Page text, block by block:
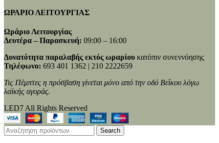
ΩΡΑΡΙΟ ΛΕΙΤΟΥΡΓΙΑΣ
Ωράριο Λειτουργίας
Δευτέρα – Παρασκευή: 09:00 – 16:00
Δυνατότητα παραλαβής εκτός ωραρίου κατόπιν συνεννόησης
Τηλέφωνο: 693 401 1362 | 210 2222659
Τις Πέμπτες η πρόσβαση γίνεται μόνο από την οδό Βεΐκου λόγω
λαϊκής αγοράς.
LED7 All Rights Reserved
Search